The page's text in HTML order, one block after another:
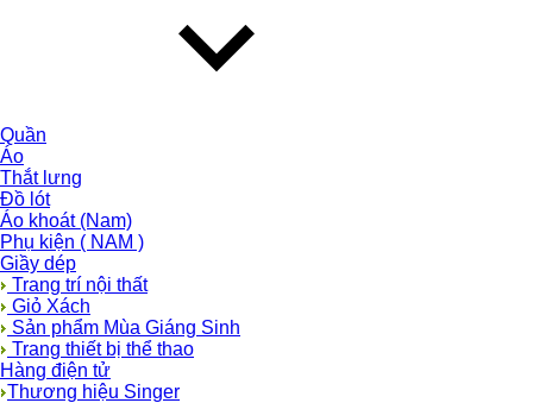
Quần
Áo
Thắt lưng
Đồ lót
Áo khoát (Nam)
Phụ kiện ( NAM )
Giầy dép
Trang trí nội thất
Giỏ Xách
Sản phẩm Mùa Giáng Sinh
Trang thiết bị thể thao
Hàng điện tử
Thương hiệu Singer